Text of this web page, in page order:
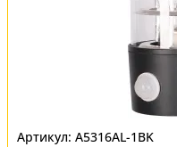
A5316AL-1BK